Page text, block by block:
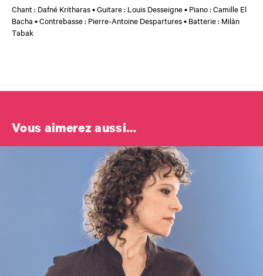
Chant : Dafné Kritharas • Guitare : Louis Desseigne • Piano : Camille El
Bacha • Contrebasse : Pierre-Antoine Despartures • Batterie : Milàn
Tabak
Vous aimerez aussi…